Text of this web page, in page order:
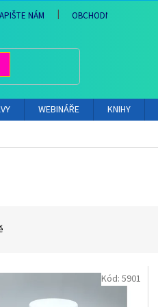
NÁM OBCHODNÍ PODMÍNKY
WEBINÁŘE KNIHY
Kód: 5901